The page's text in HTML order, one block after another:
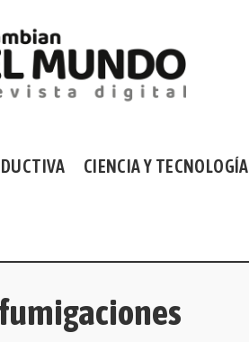
CIENCIA Y TECNOLOGÍA
fumigaciones